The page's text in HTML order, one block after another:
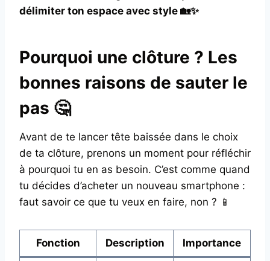
délimiter ton espace avec style 🏡✨
Pourquoi une clôture ? Les
bonnes raisons de sauter le
pas 🤔
Avant de te lancer tête baissée dans le choix
de ta clôture, prenons un moment pour réfléchir
à pourquoi tu en as besoin. C’est comme quand
tu décides d’acheter un nouveau smartphone :
faut savoir ce que tu veux en faire, non ? 📱
Fonction Description Importance